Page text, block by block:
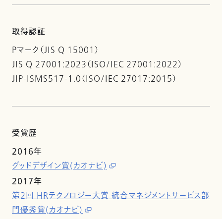
取得認証
Pマーク（JIS Q 15001）
JIS Q 27001:2023（ISO/IEC 27001:2022）
JIP-ISMS517-1.0（ISO/IEC 27017:2015）
受賞歴
2016年
グッドデザイン賞(カオナビ)
2017年
第2回 HRテクノロジー大賞 統合マネジメントサービス部
門優秀賞(カオナビ)